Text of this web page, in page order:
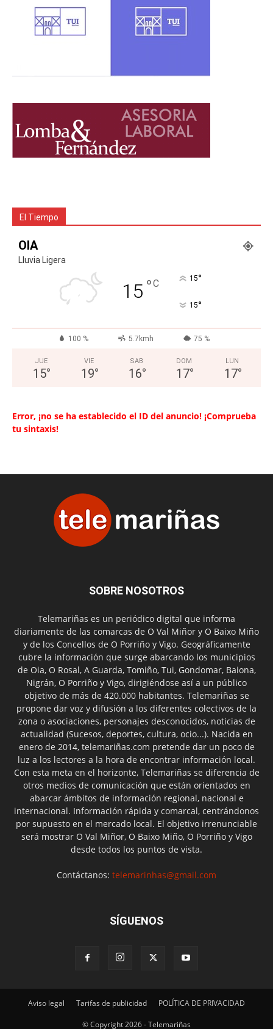
El Tiempo
OIA
Lluvia Ligera
15 °C 15°
15°
100 % 5.7kmh 75 %
JUE
15°
VIE
19°
SAB
16°
DOM
17°
LUN
17°
Error, ¡no se ha establecido el ID del anuncio! ¡Comprueba
tu sintaxis!
SOBRE NOSOTROS
Telemariñas es un periódico digital que informa
diariamente de las comarcas de O Val Miñor y O Baixo Miño
y de los Concellos de O Porriño y Vigo. Geográficamente
cubre la información que surge abarcando los municipios
de Oia, O Rosal, A Guarda, Tomiño, Tui, Gondomar, Baiona,
Nigrán, O Porriño y Vigo, dirigiéndose así a un público
objetivo de más de 420.000 habitantes. Telemariñas se
propone dar voz y difusión a los diferentes colectivos de la
zona o asociaciones, personajes desconocidos, noticias de
actualidad (Sucesos, deportes, cultura, ocio...). Nacida en
enero de 2014, telemariñas.com pretende dar un poco de
luz a los lectores a la hora de encontrar información local.
Con esta meta en el horizonte, Telemariñas se diferencia de
otros medios de comunicación que están orientados en
abarcar ámbitos de información regional, nacional e
internacional. Información rápida y comarcal, centrándonos
por supuesto en el mercado local. El objetivo irrenunciable
será mostrar O Val Miñor, O Baixo Miño, O Porriño y Vigo
desde todos los puntos de vista.
Contáctanos: telemarinhas@gmail.com
SÍGUENOS
Aviso legal Tarifas de publicidad POLÍTICA DE PRIVACIDAD
© Copyright 2026 - Telemariñas